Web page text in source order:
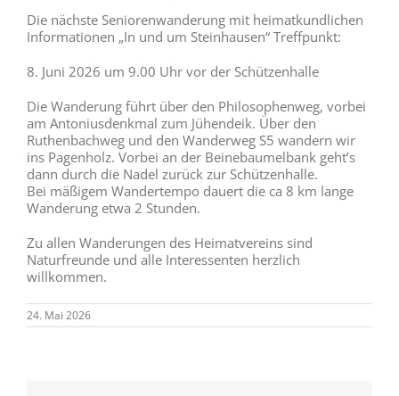
Die nächste Seniorenwanderung mit heimatkundlichen
Informationen „In und um Steinhausen“ Treffpunkt:
8. Juni 2026 um 9.00 Uhr vor der Schützenhalle
Die Wanderung führt über den Philosophenweg, vorbei
am Antoniusdenkmal zum Jühendeik. Über den
Ruthenbachweg und den Wanderweg S5 wandern wir
ins Pagenholz. Vorbei an der Beinebaumelbank geht’s
dann durch die Nadel zurück zur Schützenhalle.
Bei mäßigem Wandertempo dauert die ca 8 km lange
Wanderung etwa 2 Stunden.
Zu allen Wanderungen des Heimatvereins sind
Naturfreunde und alle Interessenten herzlich
willkommen.
24. Mai 2026